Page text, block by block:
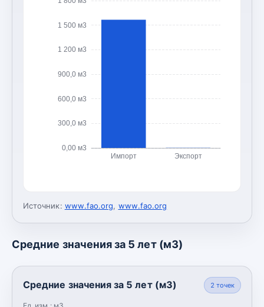
0,00 м3
300,0 м3
600,0 м3
900,0 м3
1 200 м3
1 500 м3
Импорт Экспорт
Источник: www.fao.org, www.fao.org
Средние значения за 5 лет (м3)
Средние значения за 5 лет (м3)
Ед. изм.: м3
2 точек